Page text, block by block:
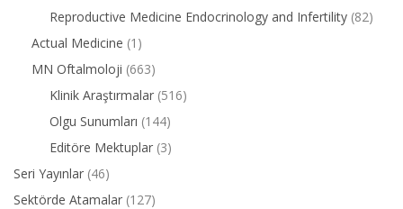
Reproductive Medicine Endocrinology and Infertility (82)
Actual Medicine (1)
MN Oftalmoloji (663)
Klinik Araştırmalar (516)
Olgu Sunumları (144)
Editöre Mektuplar (3)
Seri Yayınlar (46)
Sektörde Atamalar (127)